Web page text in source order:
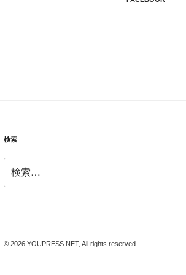
検索
索:
© 2026 YOUPRESS NET, All rights reserved.